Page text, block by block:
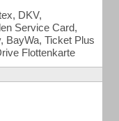
DKV,
Service Card,
BayWa, Ticket Plus
Flottenkarte